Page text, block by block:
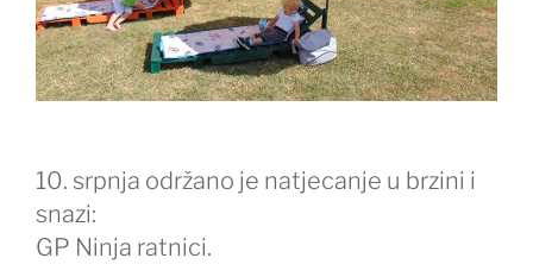
10. srpnja održano je natjecanje u brzini i
snazi:
GP Ninja ratnici.